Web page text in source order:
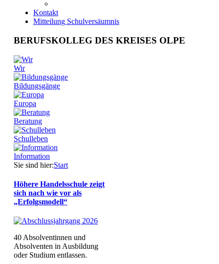
Kontakt
Mitteilung Schulversäumnis
BERUFSKOLLEG DES KREISES OLPE
Wir
Bildungsgänge
Europa
Beratung
Schulleben
Information
Sie sind hier:Start
Höhere Handelsschule zeigt
sich nach wie vor als
„Erfolgsmodell“
40 Absolventinnen und
Absolventen in Ausbildung
oder Studium entlassen.